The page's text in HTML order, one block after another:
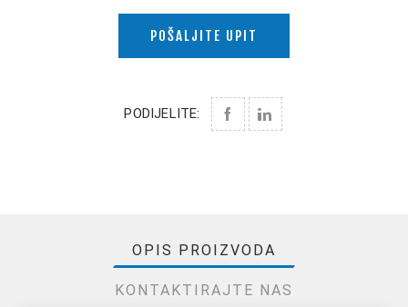
POŠALJITE UPIT
PODIJELITE:
OPIS PROIZVODA
KONTAKTIRAJTE NAS